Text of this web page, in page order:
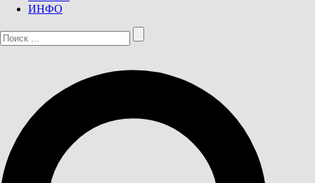
ИНФО